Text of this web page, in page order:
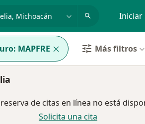
Guadalajara Iniciar
MAPFRE Más filtros
reserva de citas en línea no está
Solicita una cita